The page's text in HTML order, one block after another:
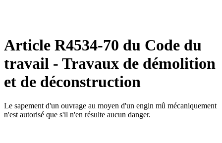
Article R4534-70 du Code du
travail - Travaux de démolition
et de déconstruction
Le sapement d'un ouvrage au moyen d'un engin mû mécaniquement
n'est autorisé que s'il n'en résulte aucun danger.